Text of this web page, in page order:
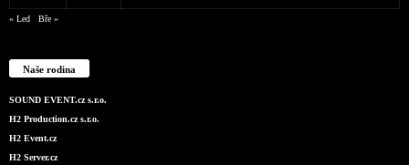
« Led Bře »
Naše rodina
SOUND EVENT.cz s.r.o.
H2 Production.cz s.r.o.
H2 Event.cz
H2 Server.cz